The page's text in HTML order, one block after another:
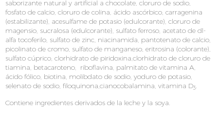
saborizante natural y artificial a chocolate, cloruro de sodio,
fosfato de calcio, cloruro de colina, ácido ascórbico, carragenina
(estabilizante), acesulfame de potasio (edulcorante), cloruro de
magensio, sucralosa (edulcorante), sulfato ferroso, acetato de dl-
alfa tocoferilo, sulfato de zinc, niacinamida, pantotenato de calcio,
picolinato de cromo, sulfato de manganeso, eritrosina (colorante),
sulfato cúprico, clorhidrato de piridoxina,clorhidrato de cloruro de
tiamina, betacaroteno, riboflavina, palmitato de vitamina A,
ácido fólico, biotina, molibdato de sodio, yoduro de potasio,
selenato de sodio, filoquinona,cianocobalamina, vitamina D3.
Contiene ingredientes derivados de la leche y la soya.